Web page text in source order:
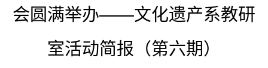
会圆满举办——文化遗产系教研
室活动简报（第六期）